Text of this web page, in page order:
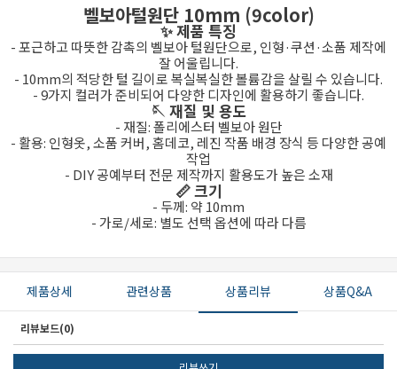
벨보아털원단 10mm (9color)
✨ 제품 특징
- 포근하고 따뜻한 감촉의 벨보아 털원단으로, 인형·쿠션·소품 제작에
잘 어울립니다.
- 10mm의 적당한 털 길이로 복실복실한 볼륨감을 살릴 수 있습니다.
- 9가지 컬러가 준비되어 다양한 디자인에 활용하기 좋습니다.
🪡 재질 및 용도
- 재질: 폴리에스터 벨보아 원단
- 활용: 인형옷, 소품 커버, 홈데코, 레진 작품 배경 장식 등 다양한 공예
작업
- DIY 공예부터 전문 제작까지 활용도가 높은 소재
📏 크기
- 두께: 약 10mm
- 가로/세로: 별도 선택 옵션에 따라 다름
제품상세 관련상품 상품리뷰 상품Q&A
리뷰보드(0)